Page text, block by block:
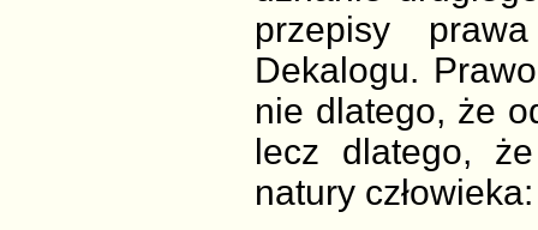
przepisy
Dekalogu.
nie dlatego, że
lecz dlatego,
natury człowieka: